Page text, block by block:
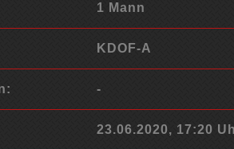
1 Mann
KDOF-A
-
23.06.2020, 17:20